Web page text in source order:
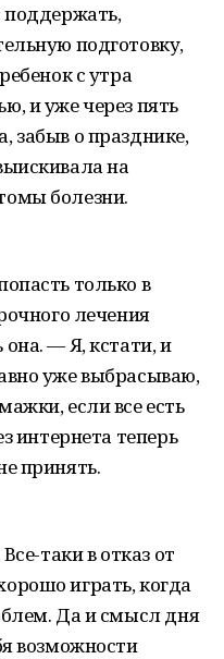
подготовку,
с утра
и уже через пять
забыв о празднике,
на
болезни.
только в
лечения
— Я, кстати, и
уже выбрасываю,
если все есть
интернета теперь
принять.
таки в отказ от
играть, когда
Да и смысл дня
возможности